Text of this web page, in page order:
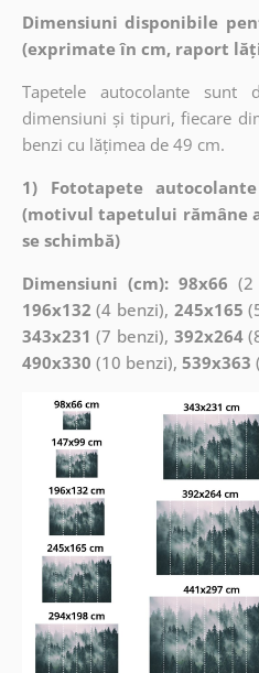
Dimensiuni disponibile
(exprimate în cm, raport
Tapetele autocolante sunt
dimensiuni și tipuri, fiecare
benzi cu lățimea de 49 cm.
1) Fototapete
(motivul tapetului rămâne
se schimbă)
Dimensiuni (cm): 98x66 (2
196x132 (4 benzi), 245x165
343x231 (7 benzi), 392x264
490x330 (10 benzi), 539x363